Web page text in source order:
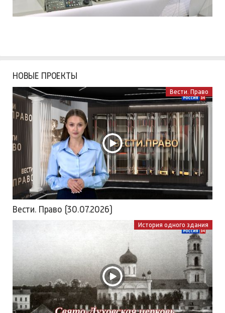
НОВЫЕ ПРОЕКТЫ
Вести. Право
Вести. Право (30.07.2026)
История одного здания